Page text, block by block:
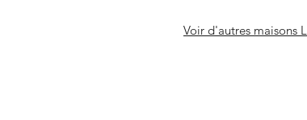
Voir d'autres maisons